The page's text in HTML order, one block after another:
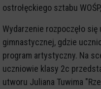
ostrołęckiego sztabu
Wydarzenie rozpoczęło
gimnastycznej, gdzie
program artystyczny. Na
uczniowie klasy 2c
utworu Juliana Tuwima